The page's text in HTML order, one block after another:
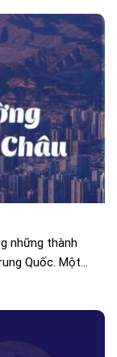
những thành
Quốc. Một